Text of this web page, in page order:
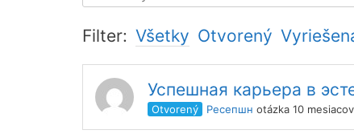
Filter: Všetky Otvorený
Успешная карьера в
Otvorený Ресепшн otázka 10